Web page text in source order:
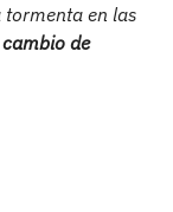
en las
de